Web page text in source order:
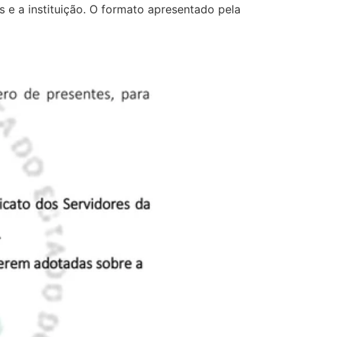
e a instituição. O formato apresentado pela